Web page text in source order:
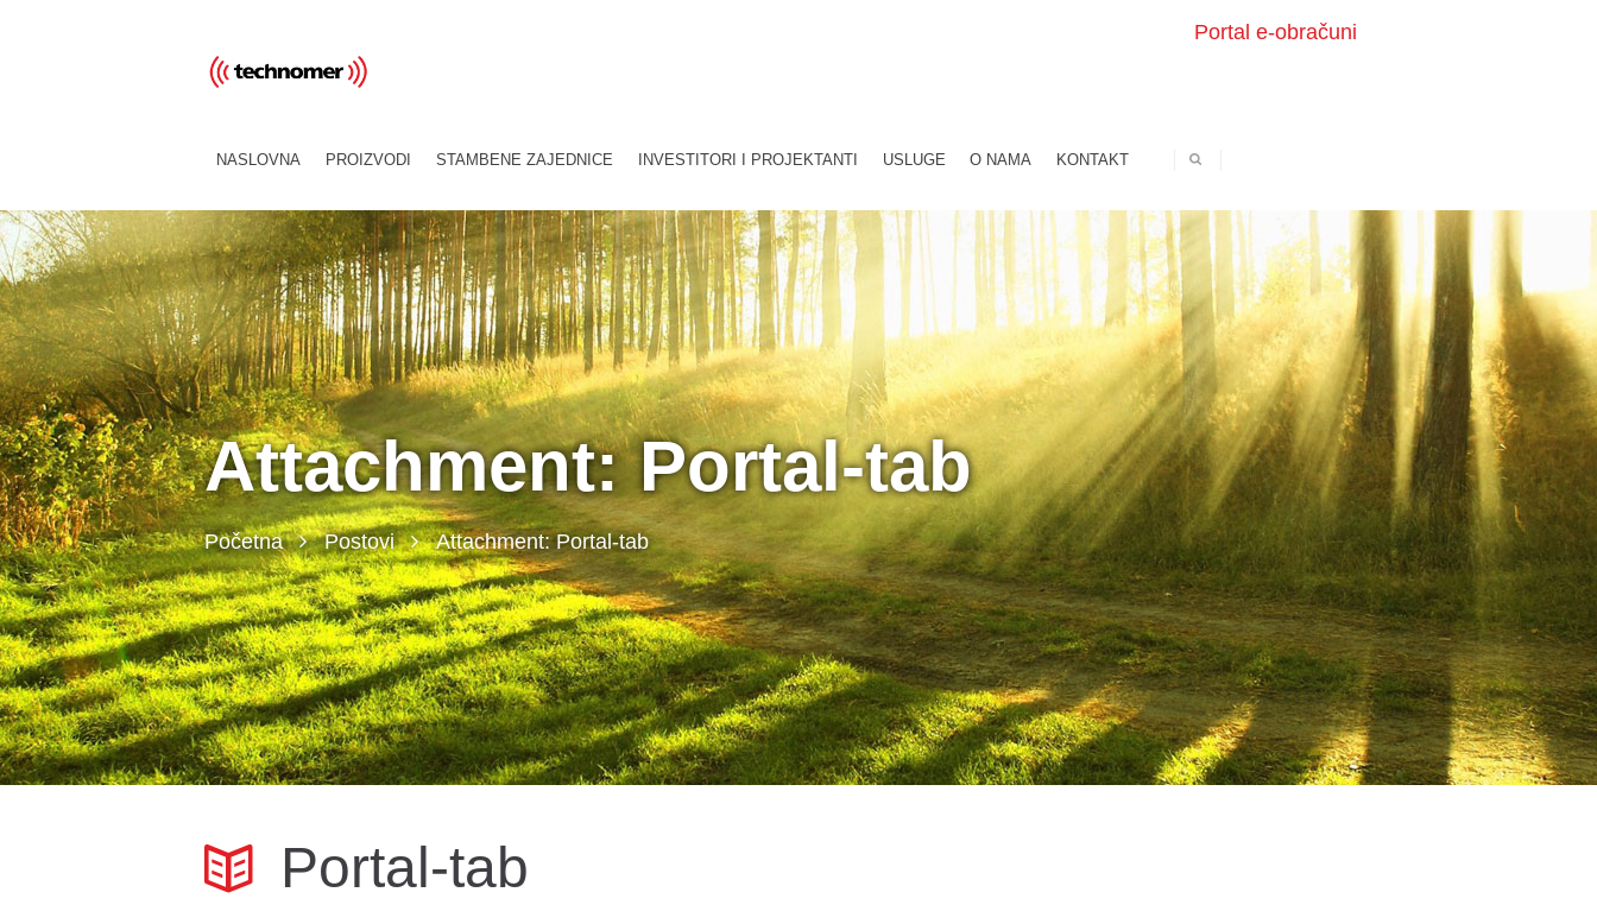
Portal e-obračuni
NASLOVNA PROIZVODI STAMBENE ZAJEDNICE INVESTITORI I PROJEKTANTI USLUGE O NAMA KONTAKT
Attachment: Portal-tab
Početna Postovi Attachment: Portal-tab
Portal-tab